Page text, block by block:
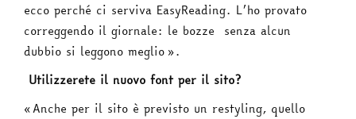
ecco perché ci serviva EasyReading. L’ho provato
correggendo il giornale: le bozze senza alcun
dubbio si leggono meglio».
Utilizzerete il nuovo font per il sito?
«Anche per il sito è previsto un restyling, quello